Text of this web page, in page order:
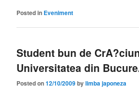
Posted in Eveniment
Student bun de
Universitatea din
Posted on12/10/2009bylimba japoneza